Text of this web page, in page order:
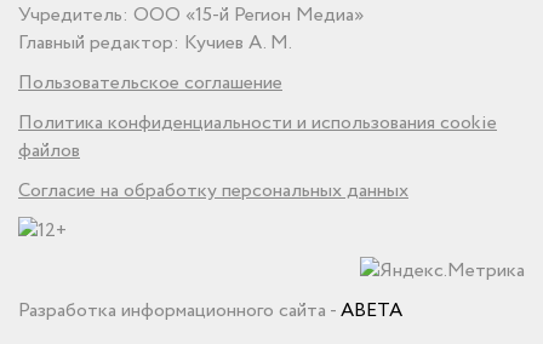
Учредитель: ООО «15-й Регион Медиа»
Главный редактор: Кучиев А. М.
Пользовательское соглашение
Политика конфиденциальности и использования cookie
файлов
Согласие на обработку персональных данных
Разработка информационного сайта -ABETA